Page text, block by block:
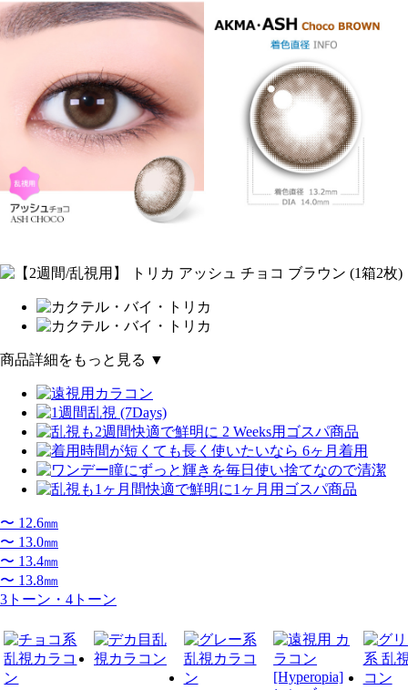
商品詳細をもっと見る ▼
〜 12.6㎜
〜 13.0㎜
〜 13.4㎜
〜 13.8㎜
3トーン・4トーン